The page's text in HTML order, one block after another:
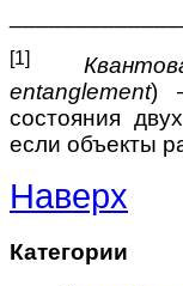
[1]
entanglement)
состояния
если объекты
Наверх
Категории